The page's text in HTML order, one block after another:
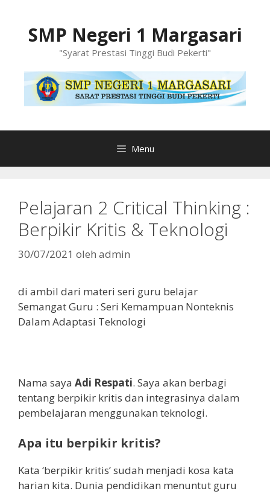
SMP Negeri 1 Margasari
"Syarat Prestasi Tinggi Budi Pekerti"
Menu
Pelajaran 2 Critical Thinking :
Berpikir Kritis & Teknologi
30/07/2021 oleh admin
di ambil dari materi seri guru belajar
Semangat Guru : Seri Kemampuan Nonteknis
Dalam Adaptasi Teknologi
Nama saya Adi Respati. Saya akan berbagi
tentang berpikir kritis dan integrasinya dalam
pembelajaran menggunakan teknologi.
Apa itu berpikir kritis?
Kata ‘berpikir kritis’ sudah menjadi kosa kata
harian kita. Dunia pendidikan menuntut guru